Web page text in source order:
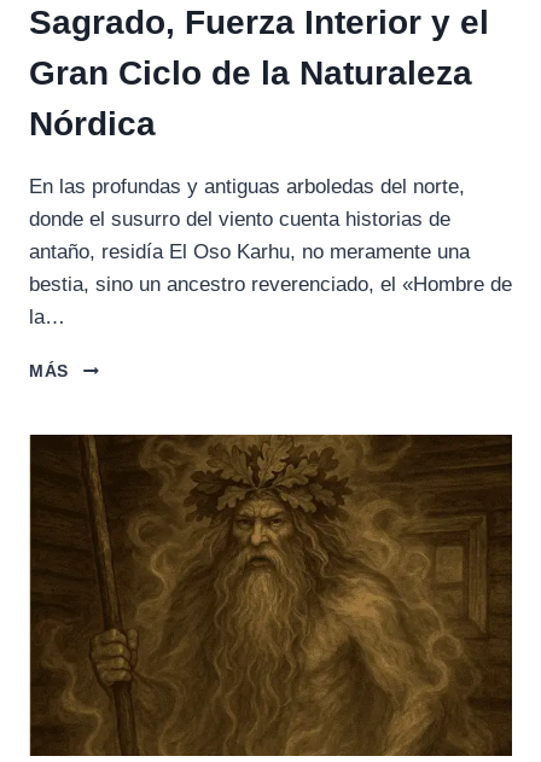
Sagrado, Fuerza Interior y el
Gran Ciclo de la Naturaleza
Nórdica
En las profundas y antiguas arboledas del norte,
donde el susurro del viento cuenta historias de
antaño, residía El Oso Karhu, no meramente una
bestia, sino un ancestro reverenciado, el «Hombre de
la…
MÁS
EL
ANIMAL
SAGRADO,
FUERZA
INTERIOR
EL
CICLO
DE
LA
NATURALEZA
NÓRDICA